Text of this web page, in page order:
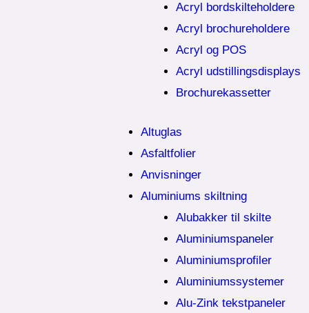
Acryl bordskilteholdere
Acryl brochureholdere
Acryl og POS
Acryl udstillingsdisplays
Brochurekassetter
Altuglas
Asfaltfolier
Anvisninger
Aluminiums skiltning
Alubakker til skilte
Aluminiumspaneler
Aluminiumsprofiler
Aluminiumssystemer
Alu-Zink tekstpaneler